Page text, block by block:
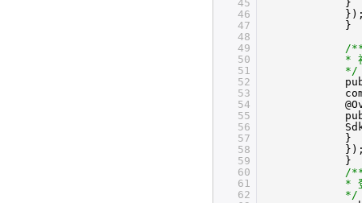
45
46
47
48
49
50
51
52
53
54
55
56
57
58
59
60
61
62
}
/
*
*/
}
}
/
*
*/